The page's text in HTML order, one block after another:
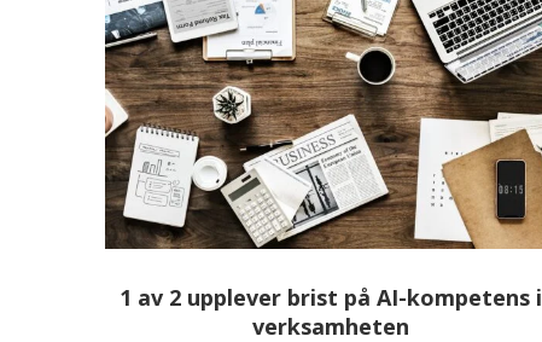
1 av 2 upplever brist på AI-kompetens i
verksamheten